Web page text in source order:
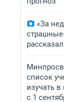
«За
список
изучать
с 1